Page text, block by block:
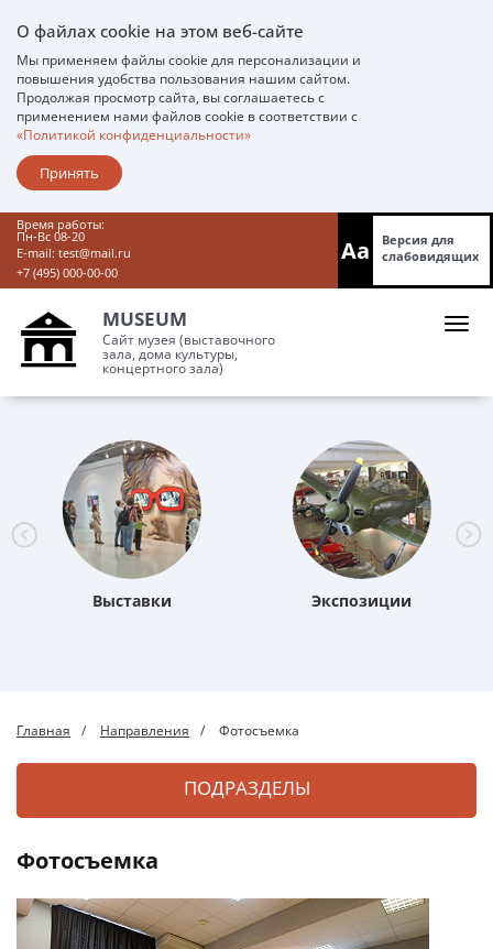
О файлах cookie на этом веб-сайте
Мы применяем файлы cookie для персонализации и
повышения удобства пользования нашим сайтом.
Продолжая просмотр сайта, вы соглашаетесь с
применением нами файлов cookie в соответствии с
«Политикой конфиденциальности»
Принять
Время работы:
Пн-Вс 08-20
E-mail: test@mail.ru
+7 (495) 000-00-00
Aa
Версия для
слабовидящих
MUSEUM
Сайт музея (выставочного
зала, дома культуры,
концертного зала)
Выставки Экспозиции
Главная Направления Фотосъемка
ПОДРАЗДЕЛЫ
Фотосъемка